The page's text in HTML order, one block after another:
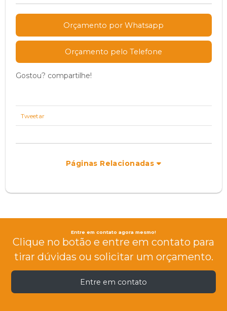
Orçamento por Whatsapp
Orçamento pelo Telefone
Gostou? compartilhe!
Tweetar
Páginas Relacionadas
Entre em contato agora mesmo!
Clique no botão e entre em contato para
tirar dúvidas ou solicitar um orçamento.
Entre em contato